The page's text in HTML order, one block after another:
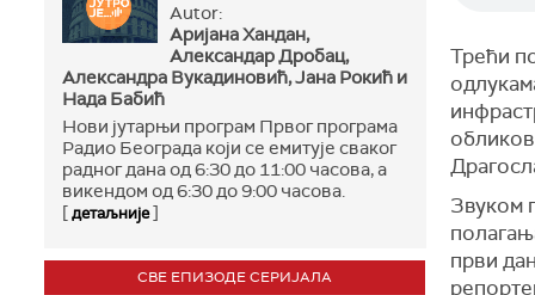
Autor:
Аријана Хандан,
Александар Дробац,
Александра Вукадиновић, Јана Рокић и
Нада Бабић
Нови јутарњи програм Првог програма
Радио Београда који се емитује сваког
радног дана од 6:30 до 11:00 часова, а
викендом од 6:30 до 9:00 часова.
[детаљније]
СВЕ ЕПИЗОДЕ СЕРИЈАЛА
Трећи
Звуком
први